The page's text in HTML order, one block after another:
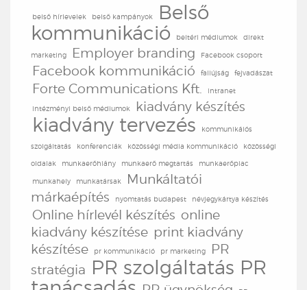
belső hírlevelek belső kampányok
Belső
kommunikáció
beltéri médiumok direkt
marketing Employer branding Facebook csoport
Facebook kommunikáció faliújság fejvadászat
Forte Communications Kft. intranet
intézményi belső médiumok kiadvány készítés
kiadvány tervezés kommunikáiós
szolgáltatás konferenciák közösségi média kommunikáció közösségi
oldalak munkaerőhiány munkaerő megtartás munkaerőpiac
munkahely munkatársak
Munkáltatói
márkaépítés
nyomtatás budapest névjegykártya készítés
Online hírlevél készítés online
kiadvány készítése print kiadvány
készítése
pr kommunikáció pr marketing
PR
stratégia PR szolgáltatás PR